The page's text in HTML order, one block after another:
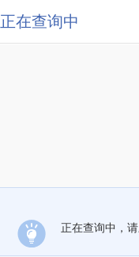
正在查询中
正在查询中，